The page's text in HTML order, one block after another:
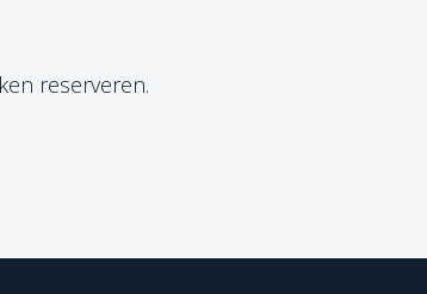
reserveren.